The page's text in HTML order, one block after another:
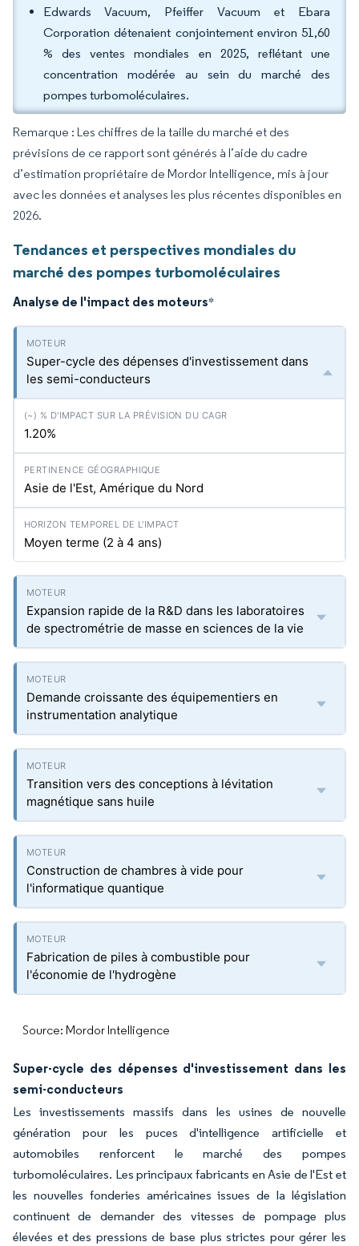
Edwards Vacuum, Pfeiffer Vacuum et Ebara
Corporation détenaient conjointement environ 51,60
% des ventes mondiales en 2025, reflétant une
concentration modérée au sein du marché des
pompes turbomoléculaires.
Remarque : Les chiffres de la taille du marché et des
prévisions de ce rapport sont générés à l’aide du cadre
d’estimation propriétaire de Mordor Intelligence, mis à jour
avec les données et analyses les plus récentes disponibles en
2026.
Tendances et perspectives mondiales du
marché des pompes turbomoléculaires
Analyse de l'impact des moteurs*
Super-cycle des dépenses d'investissement dans
les semi-conducteurs
1.20%
Asie de l'Est, Amérique du Nord
Moyen terme (2 à 4 ans)
Expansion rapide de la R&D dans les laboratoires
de spectrométrie de masse en sciences de la vie
Demande croissante des équipementiers en
instrumentation analytique
Transition vers des conceptions à lévitation
magnétique sans huile
Construction de chambres à vide pour
l'informatique quantique
Fabrication de piles à combustible pour
l'économie de l'hydrogène
Source: Mordor Intelligence
Super-cycle des dépenses d'investissement dans les
semi-conducteurs
Les investissements massifs dans les usines de nouvelle
génération pour les puces d'intelligence artificielle et
automobiles renforcent le marché des pompes
turbomoléculaires. Les principaux fabricants en Asie de l'Est et
les nouvelles fonderies américaines issues de la législation
continuent de demander des vitesses de pompage plus
élevées et des pressions de base plus strictes pour gérer les